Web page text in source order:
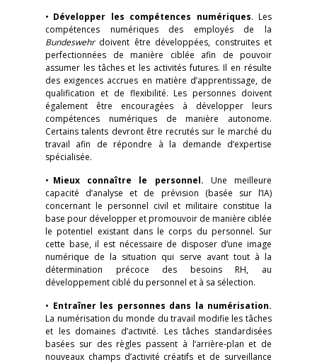
• Développer les compétences numériques. Les
compétences numériques des employés de la
Bundeswehrdoivent être développées, construites et
perfectionnées de manière ciblée afin de pouvoir
assumer les tâches et les activités futures. Il en résulte
des exigences accrues en matière d’apprentissage, de
qualification et de flexibilité. Les personnes doivent
également être encouragées à développer leurs
compétences numériques de manière autonome.
Certains talents devront être recrutés sur le marché du
travail afin de répondre à la demande d’expertise
spécialisée.
• Mieux connaître le personnel. Une meilleure
capacité d’analyse et de prévision (basée sur l’IA)
concernant le personnel civil et militaire constitue la
base pour développer et promouvoir de manière ciblée
le potentiel existant dans le corps du personnel. Sur
cette base, il est nécessaire de disposer d’une image
numérique de la situation qui serve avant tout à la
détermination précoce des besoins RH, au
développement ciblé du personnel et à sa sélection.
• Entraîner les personnes dans la numérisation.
La numérisation du monde du travail modifie les tâches
et les domaines d’activité. Les tâches standardisées
basées sur des règles passent à l’arrière-plan et de
nouveaux champs d’activité créatifs et de surveillance